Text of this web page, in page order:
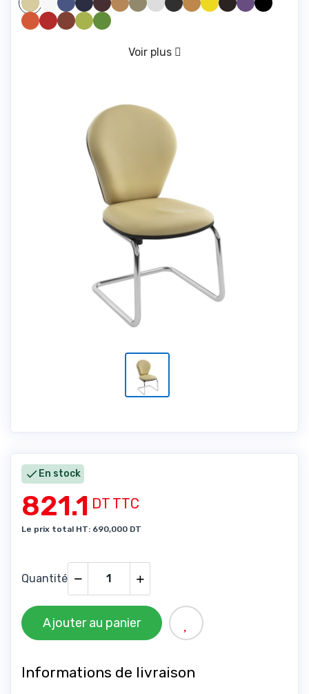
SIMILI ORANGE 1794SIMILI ROUGE 1783SIMILI ROUILLE 775SIMILI VERT ANIS 1611SIMILI VERT FORET 673
VERT D'EAU 416
Voir plus
 En stock
821.1DT TTC
Le prix total HT: 690,000 DT
Quantité
Ajouter au panier
Informations de livraison